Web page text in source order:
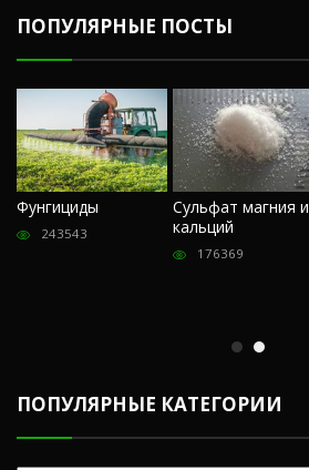
ПОПУЛЯРНЫЕ ПОСТЫ
Фунгициды
243543
Сульфат магния и
кальций
176369
ПОПУЛЯРНЫЕ КАТЕГОРИИ